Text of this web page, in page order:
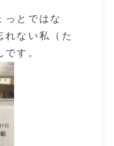
っとではな
れない私（た
す。